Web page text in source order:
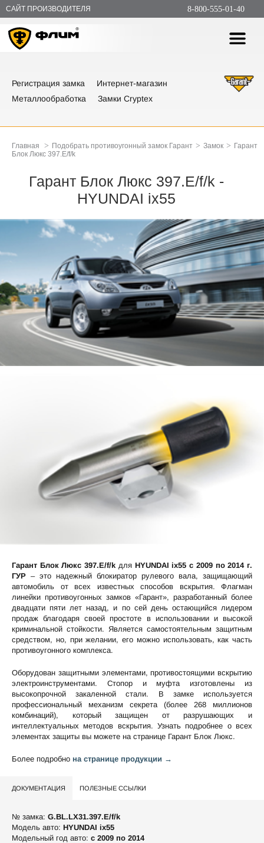
САЙТ ПРОИЗВОДИТЕЛЯ 8-800-555-01-40
Регистрация замка
Интернет-магазин
Металлообработка
Замки Cryptex
Главная > Подобрать противоугонный замок Гарант > Замок > Гарант
Блок Люкс 397.E/f/k
Гарант Блок Люкс 397.E/f/k -
HYUNDAI ix55
Гарант Блок Люкс 397.E/f/k для HYUNDAI ix55 c 2009 по 2014 г.
ГУР – это надежный блокиратор рулевого вала, защищающий
автомобиль от всех известных способов вскрытия. Флагман
линейки противоугонных замков «Гарант», разработанный более
двадцати пяти лет назад, и по сей день остающийся лидером
продаж благодаря своей простоте в использовании и высокой
криминальной стойкости. Является самостоятельным защитным
средством, но, при желании, его можно использовать, как часть
противоугонного комплекса.
Оборудован защитными элементами, противостоящими вскрытию
электроинструментами. Стопор и муфта изготовлены из
высокопрочной закаленной стали. В замке используется
профессиональный механизм секрета (более 268 миллионов
комбинаций), который защищен от разрушающих и
интеллектуальных методов вскрытия. Узнать подробнее о всех
элементах защиты вы можете на странице Гарант Блок Люкс.
Более подробно на странице продукции →
ДОКУМЕНТАЦИЯ ПОЛЕЗНЫЕ ССЫЛКИ
№ замка: G.BL.LX31.397.E/f/k
Модель авто: HYUNDAI ix55
Модельный год авто: c 2009 по 2014